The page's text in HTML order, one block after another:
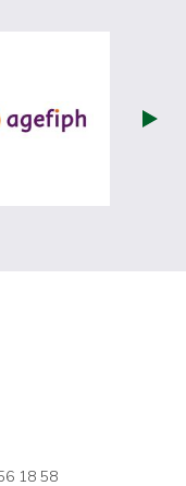
de Ministère du travail
visiter les
18 58